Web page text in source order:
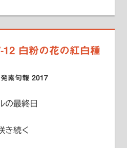
12 白粉の花の紅白種
ドエッジ
発素句報 2017
の最終日
き続く